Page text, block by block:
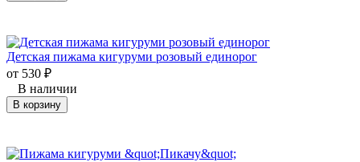
Детская пижама кигуруми розовый единорог
от 530 ₽
В наличии
В корзину